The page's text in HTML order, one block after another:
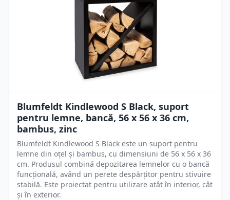
Blumfeldt Kindlewood S Black, suport
pentru lemne, bancă, 56 x 56 x 36 cm,
bambus, zinc
Blumfeldt Kindlewood S Black este un suport pentru
lemne din oțel și bambus, cu dimensiuni de 56 x 56 x 36
cm. Produsul combină depozitarea lemnelor cu o bancă
funcțională, având un perete despărțitor pentru stivuire
stabilă. Este proiectat pentru utilizare atât în interior, cât
și în exterior.